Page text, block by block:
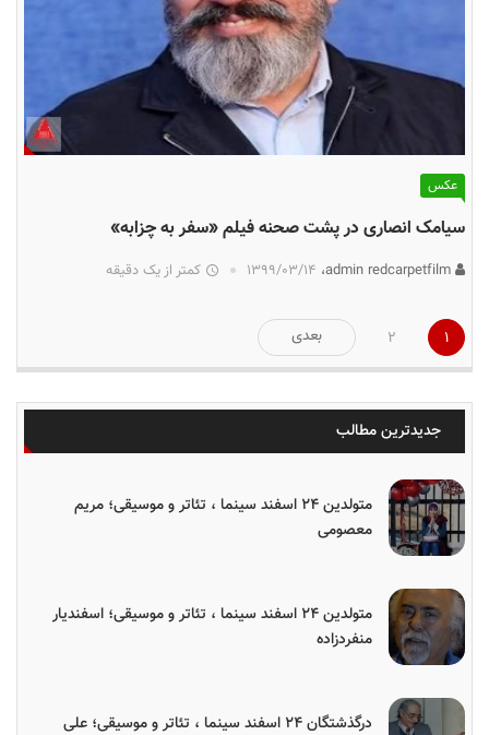
عکس
سیامک انصاری در پشت صحنه فیلم «سفر به چزابه»
۱۳۹۹/۰۳/۱۴ کمتر از یک دقیقه
صفحه‌بندی
نوشته‌ها
1
2 بعدی
جدیدترین مطالب
متولدین ۲۴ اسفند سینما ، تئاتر و موسیقی؛ مریم
معصومی
متولدین ۲۴ اسفند سینما ، تئاتر و موسیقی؛ اسفندیار
منفردزاده
درگذشتگان ۲۴ اسفند سینما ، تئاتر و موسیقی؛ علی